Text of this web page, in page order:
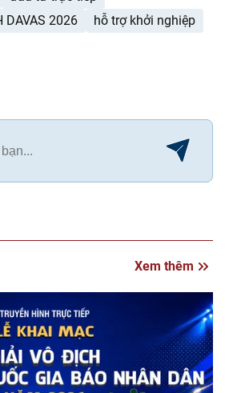
DAVAS 2026
hỗ trợ khởi nghiệp
Xem thêm